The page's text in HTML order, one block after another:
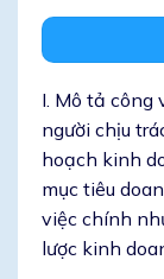
I. Mô tả công
người chịu
hoạch kinh
mục tiêu
việc chính
lược kinh